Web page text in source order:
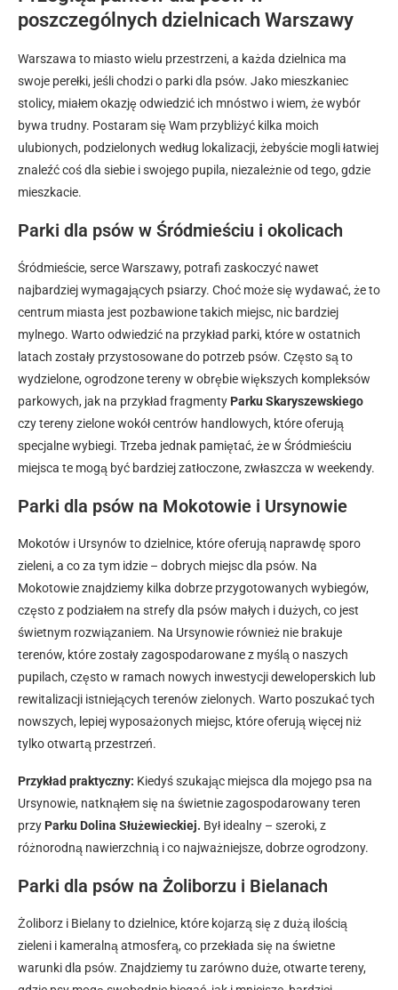
poszczególnych dzielnicach Warszawy
Warszawa to miasto wielu przestrzeni, a każda dzielnica ma
swoje perełki, jeśli chodzi o parki dla psów. Jako mieszkaniec
stolicy, miałem okazję odwiedzić ich mnóstwo i wiem, że wybór
bywa trudny. Postaram się Wam przybliżyć kilka moich
ulubionych, podzielonych według lokalizacji, żebyście mogli łatwiej
znaleźć coś dla siebie i swojego pupila, niezależnie od tego, gdzie
mieszkacie.
Parki dla psów w Śródmieściu i okolicach
Śródmieście, serce Warszawy, potrafi zaskoczyć nawet
najbardziej wymagających psiarzy. Choć może się wydawać, że to
centrum miasta jest pozbawione takich miejsc, nic bardziej
mylnego. Warto odwiedzić na przykład parki, które w ostatnich
latach zostały przystosowane do potrzeb psów. Często są to
wydzielone, ogrodzone tereny w obrębie większych kompleksów
parkowych, jak na przykład fragmenty Parku Skaryszewskiego
czy tereny zielone wokół centrów handlowych, które oferują
specjalne wybiegi. Trzeba jednak pamiętać, że w Śródmieściu
miejsca te mogą być bardziej zatłoczone, zwłaszcza w weekendy.
Parki dla psów na Mokotowie i Ursynowie
Mokotów i Ursynów to dzielnice, które oferują naprawdę sporo
zieleni, a co za tym idzie – dobrych miejsc dla psów. Na
Mokotowie znajdziemy kilka dobrze przygotowanych wybiegów,
często z podziałem na strefy dla psów małych i dużych, co jest
świetnym rozwiązaniem. Na Ursynowie również nie brakuje
terenów, które zostały zagospodarowane z myślą o naszych
pupilach, często w ramach nowych inwestycji deweloperskich lub
rewitalizacji istniejących terenów zielonych. Warto poszukać tych
nowszych, lepiej wyposażonych miejsc, które oferują więcej niż
tylko otwartą przestrzeń.
Przykład praktyczny: Kiedyś szukając miejsca dla mojego psa na
Ursynowie, natknąłem się na świetnie zagospodarowany teren
przy Parku Dolina Służewieckiej. Był idealny – szeroki, z
różnorodną nawierzchnią i co najważniejsze, dobrze ogrodzony.
Parki dla psów na Żoliborzu i Bielanach
Żoliborz i Bielany to dzielnice, które kojarzą się z dużą ilością
zieleni i kameralną atmosferą, co przekłada się na świetne
warunki dla psów. Znajdziemy tu zarówno duże, otwarte tereny,